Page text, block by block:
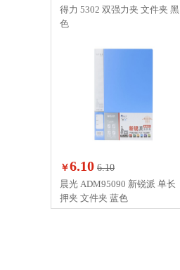
得力 5302 双强力夹 文件夹 黑
色
￥6.10 6.10
晨光 ADM95090 新锐派 单长
押夹 文件夹 蓝色